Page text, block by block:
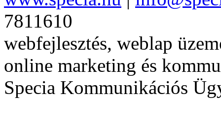
7811610
webfejlesztés, weblap
online marketing és
Specia Kommunikációs